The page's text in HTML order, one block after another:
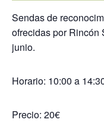
Sendas de
ofrecidas por Rincón
junio.
Horario: 10:00 a
Precio: 20€